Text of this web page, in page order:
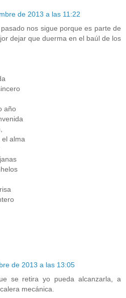
de 2013 a las 11:22
nos sigue porque es parte de
dejar que duerma en el baúl de los
año
alma
de 2013 a las 13:05
se retira yo pueda alcanzarla, a
mecánica.